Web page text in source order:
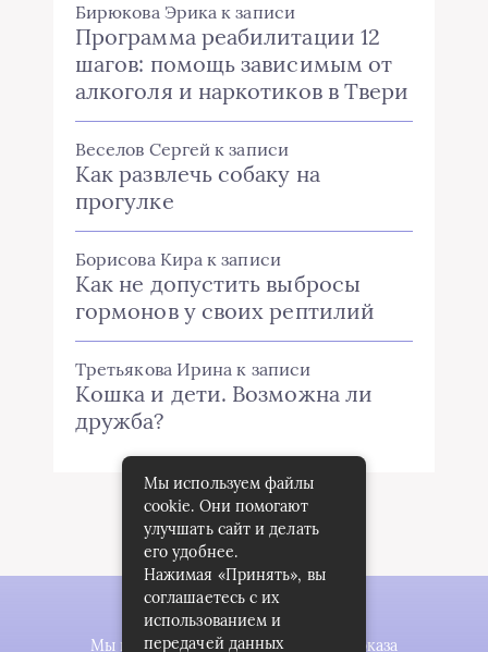
Бирюкова Эрика к записи
Программа реабилитации 12
шагов: помощь зависимым от
алкоголя и наркотиков в Твери
Веселов Сергей к записи
Как развлечь собаку на
прогулке
Борисова Кира к записи
Как не допустить выбросы
гормонов у своих рептилий
Третьякова Ирина к записи
Кошка и дети. Возможна ли
дружба?
Мы используем файлы cookie для показа
Мы используем файлы
cookie. Они помогают
улучшать сайт и делать
его удобнее.
Нажимая «Принять», вы
соглашаетесь с их
использованием и
передачей данных